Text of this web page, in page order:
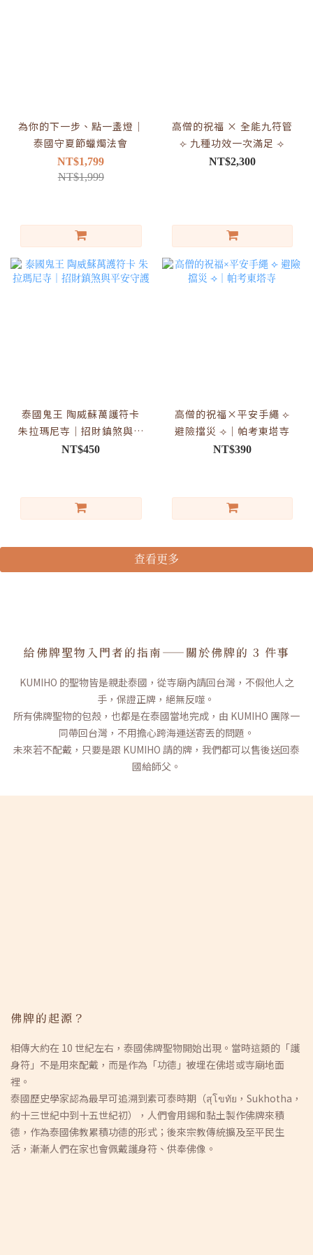
為你的下一步、點一盞燈｜
泰國守夏節蠟燭法會
NT$1,799
NT$1,999
高僧的祝福 × 全能九符管
⟣ 九種功效一次滿足 ⟢
NT$2,300
泰國鬼王 陶威蘇萬護符卡
朱拉瑪尼寺｜招財鎮煞與平
安守護
NT$450
高僧的祝福×平安手繩 ⟣
避險擋災 ⟢｜帕考東塔寺
NT$390
查看更多
給佛牌聖物入門者的指南——關於佛牌的 3 件事
KUMIHO 的聖物皆是親赴泰國，從寺廟內請回台灣，不假他人之
手，保證正牌，絕無反噬。
所有佛牌聖物的包殼，也都是在泰國當地完成，由 KUMIHO 團隊一
同帶回台灣，不用擔心跨海運送寄丟的問題。
未來若不配戴，只要是跟 KUMIHO 請的牌，我們都可以售後送回泰
國給師父。
佛牌的起源？
相傳大約在 10 世紀左右，泰國佛牌聖物開始出現。當時這類的「護
身符」不是用來配戴，而是作為「功德」被埋在佛塔或寺廟地面
裡。
泰國歷史學家認為最早可追溯到素可泰時期（สุโขทัย，Sukhotha，
約十三世紀中到十五世紀初），人們會用錫和黏土製作佛牌來積
德，作為泰國佛教累積功德的形式；後來宗教傳統擴及至平民生
活，漸漸人們在家也會佩戴護身符、供奉佛像。